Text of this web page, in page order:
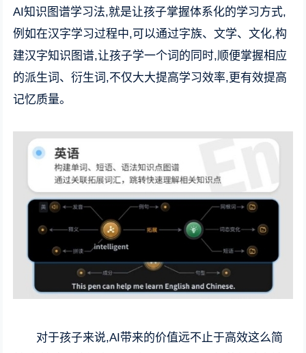
AI知识图谱学习法,就是让孩子掌握体系化的学习方式,
例如在汉字学习过程中,可以通过字族、文学、文化,构
建汉字知识图谱,让孩子学一个词的同时,顺便掌握相应
的派生词、衍生词,不仅大大提高学习效率,更有效提高
记忆质量。
对于孩子来说,AI带来的价值远不止于高效这么简